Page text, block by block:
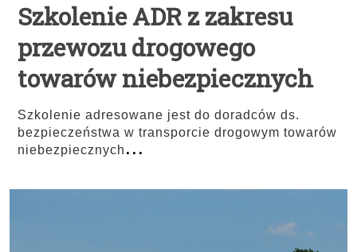
Szkolenie ADR z zakresu
przewozu drogowego
towarów niebezpiecznych
Szkolenie adresowane jest do doradców ds.
bezpieczeństwa w transporcie drogowym towarów
niebezpiecznych...